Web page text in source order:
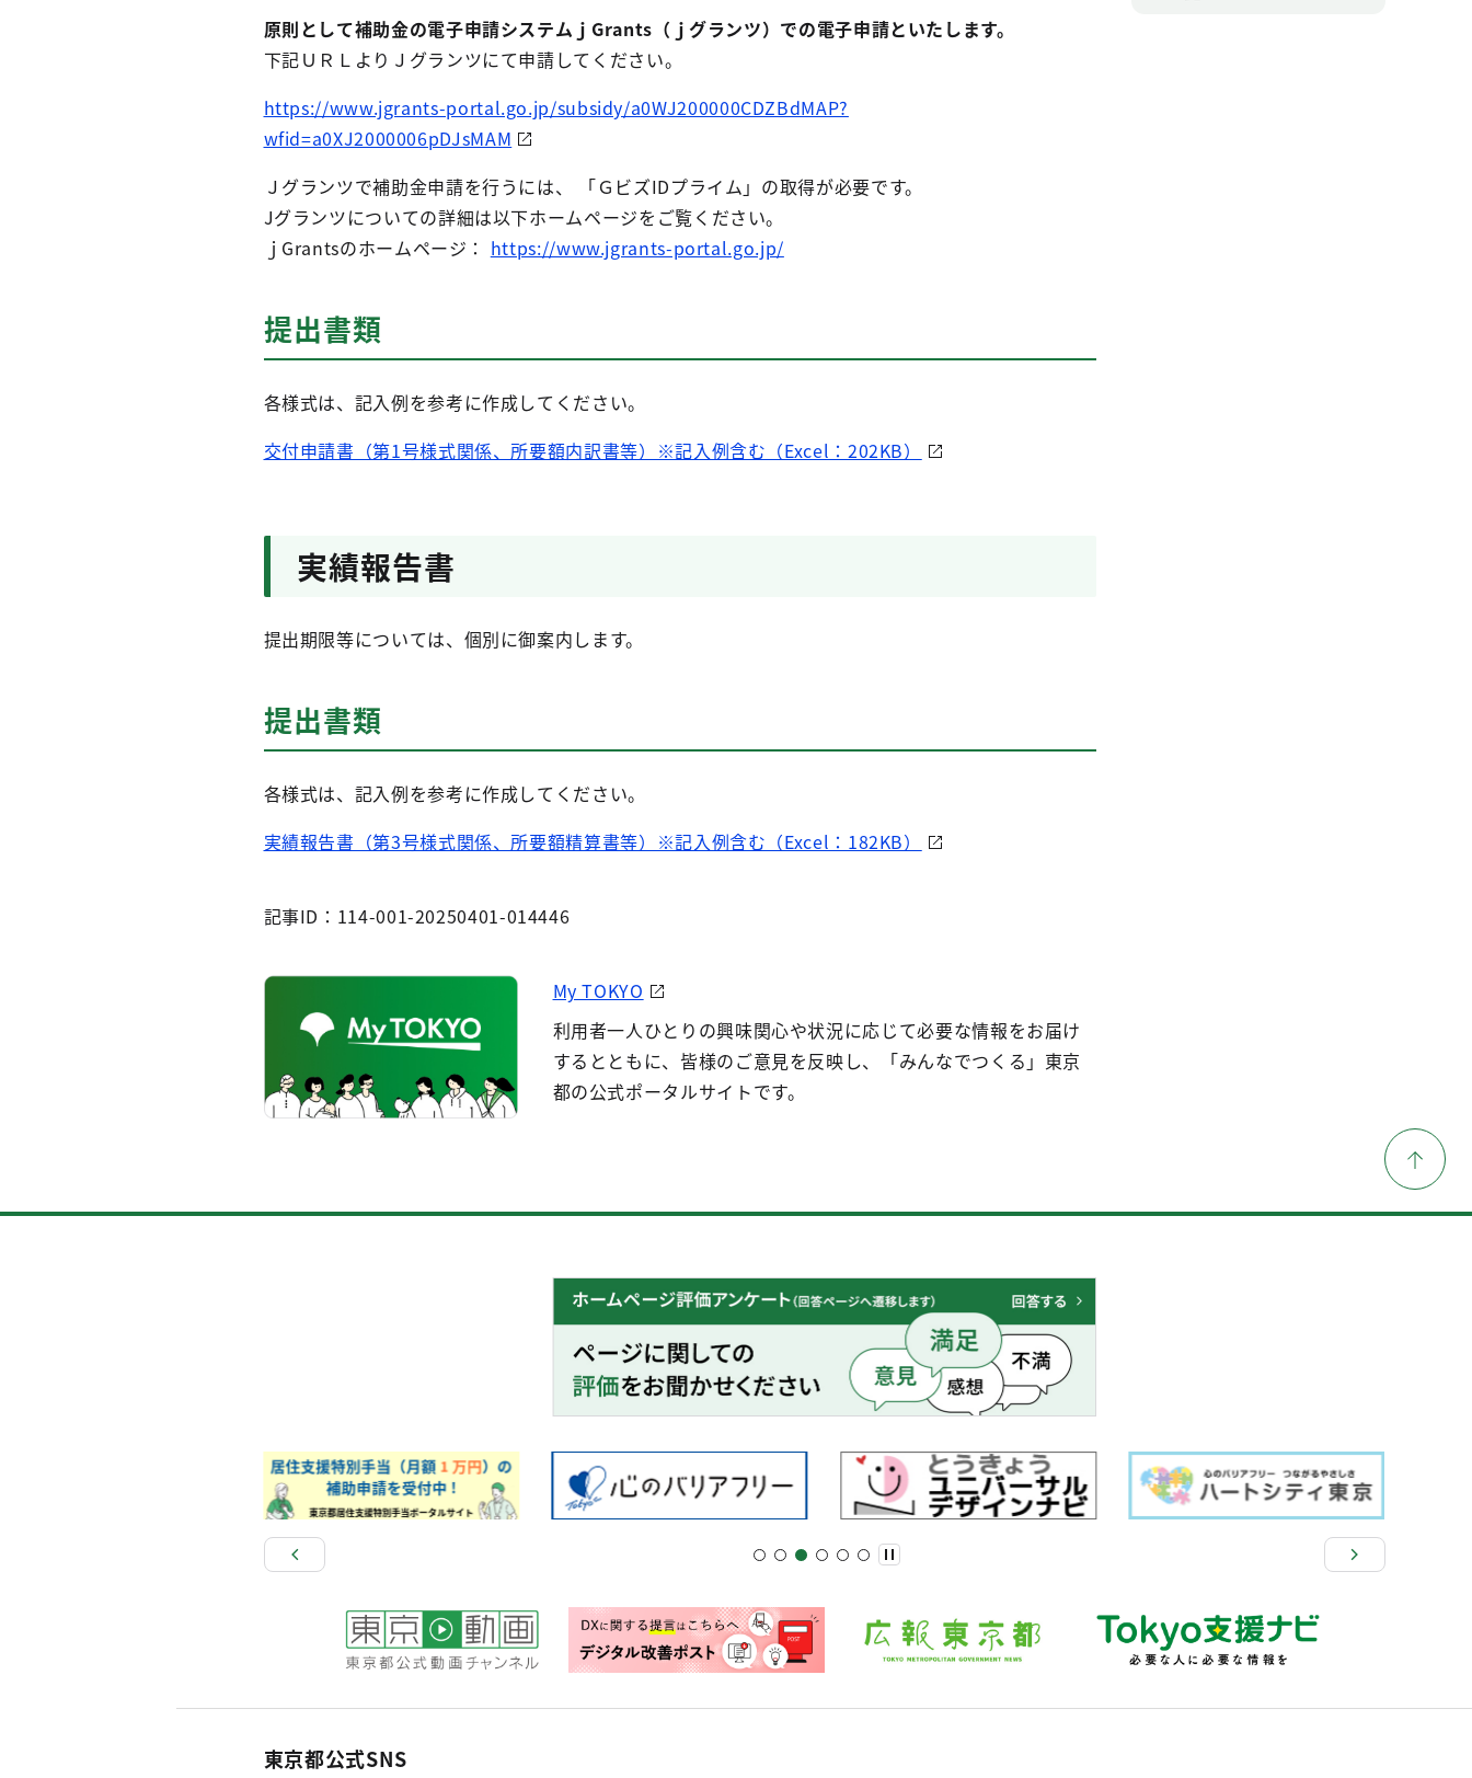
原則として補助金の電子申請システムｊGrants（ｊグランツ）での電子申請といたします。
下記ＵＲＬよりＪグランツにて申請してください。
https://www.jgrants-portal.go.jp/subsidy/a0WJ200000CDZBdMAP?
wfid=a0XJ2000006pDJsMAM
Ｊグランツで補助金申請を行うには、 「ＧビズIDプライム」の取得が必要です。
Jグランツについての詳細は以下ホームページをご覧ください。
ｊGrantsのホームページ： https://www.jgrants-portal.go.jp/
提出書類
各様式は、記入例を参考に作成してください。
交付申請書（第1号様式関係、所要額内訳書等）※記入例含む（Excel：202KB）
実績報告書
提出期限等については、個別に御案内します。
提出書類
各様式は、記入例を参考に作成してください。
実績報告書（第3号様式関係、所要額精算書等）※記入例含む（Excel：182KB）
記事ID：114-001-20250401-014446
My TOKYO
利用者一人ひとりの興味関心や状況に応じて必要な情報をお届け
するとともに、皆様のご意見を反映し、「みんなでつくる」東京
都の公式ポータルサイトです。
東京都公式SNS